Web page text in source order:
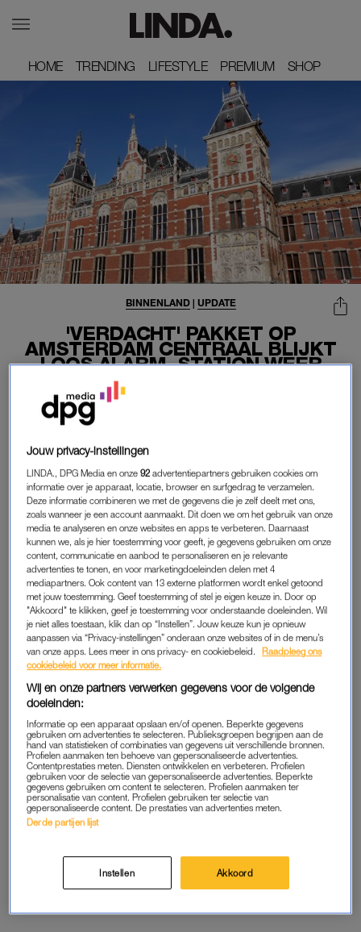
HOME
HOME TRENDING
TRENDING LIFESTYLE
LIFESTYLE PREMIUM
PREMIUM SHOP
SHOP
'VERDACHT' PAKKET OP
AMSTERDAM CENTRAAL BLIJKT
LOOS ALARM, STATION WEER
VRIJGEGEVEN
BINNENLAND| UPDATE
21-03-2021
Centraal Station in Amsterdam werd gevonden, blijkt
loos alarm.
Het pakket bevat geen gevaarlijke stof, concludeerde de
Explosieven Opruimingsdienst Defensie (EOD) na onderzoek.
PAKKET AMSTERDAM CENTRAAL
Het oostelijke deel van het station, de zogeheten B-Zijde, werd
na de vondst van het pakket ontruimd. Ook het treinverkeer
werd stilgelegd. Rond 17.45 uur bevestigde de EOD dat het
loos alarm was, en dat het station weer kon worden
vrijgegeven.
Man neergeschoten in Amsterdam Nieuw-West, verdacht
pakketje ontdekt
GOED ARTIKEL? DELEN MAAR.
BRONANPFOTO
Jouw privacy-instellingen
LINDA., DPG Media en onze92 advertentiepartners gebruiken cookies om
informatie over je apparaat, locatie, browser en surfgedrag te verzamelen.
Deze informatie combineren we met de gegevens die je zelf deelt met ons,
zoals wanneer je een account aanmaakt. Dit doen we om het gebruik van onze
media te analyseren en onze websites en apps te verbeteren. Daarnaast
kunnen we, als je hier toestemming voor geeft, je gegevens gebruiken om onze
content, communicatie en aanbod te personaliseren en je relevante
advertenties te tonen, en voor marketingdoeleinden delen met 4
mediapartners. Ook content van 13 externe platformen wordt enkel getoond
met jouw toestemming. Geef toestemming of stel je eigen keuze in. Door op
"Akkoord" te klikken, geef je toestemming voor onderstaande doeleinden. Wil
je niet alles toestaan, klik dan op “Instellen”. Jouw keuze kun je opnieuw
aanpassen via “Privacy-instellingen” onderaan onze websites of in de menu’s
van onze apps. Lees meer in ons privacy- en cookiebeleid.
Raadpleeg ons
cookiebeleid voor meer informatie.
Wij en onze partners verwerken gegevens voor de volgende
doeleinden:
Informatie op een apparaat opslaan en/of openen. Beperkte gegevens
gebruiken om advertenties te selecteren. Publieksgroepen begrijpen aan de
hand van statistieken of combinaties van gegevens uit verschillende bronnen.
Profielen aanmaken ten behoeve van gepersonaliseerde advertenties.
Contentprestaties meten. Diensten ontwikkelen en verbeteren. Profielen
gebruiken voor de selectie van gepersonaliseerde advertenties. Beperkte
gegevens gebruiken om content te selecteren. Profielen aanmaken ter
personalisatie van content. Profielen gebruiken ter selectie van
gepersonaliseerde content. De prestaties van advertenties meten.
Derde partijen lijst
Instellen Akkoord